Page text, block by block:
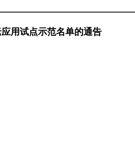
用试点示范名单的通告